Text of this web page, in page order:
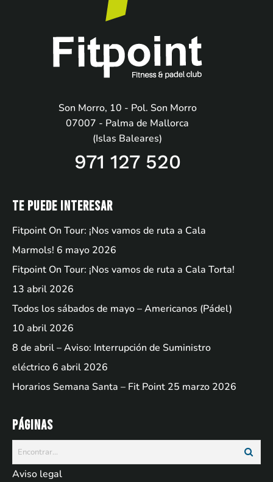
Son Morro, 10 - Pol. Son Morro
07007 - Palma de Mallorca
(Islas Baleares)
971 127 520
Te puede interesar
Fitpoint On Tour: ¡Nos vamos de ruta a Cala
Marmols! 6 mayo 2026
Fitpoint On Tour: ¡Nos vamos de ruta a Cala Torta!
13 abril 2026
Todos los sábados de mayo – Americanos (Pádel)
10 abril 2026
8 de abril – Aviso: Interrupción de Suministro
eléctrico 6 abril 2026
Horarios Semana Santa – Fit Point 25 marzo 2026
Páginas
Aviso legal